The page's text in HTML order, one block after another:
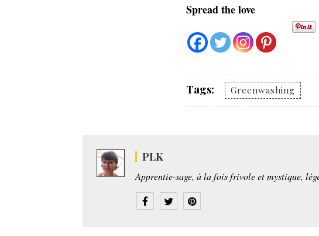
Spread the love
Tags: Greenwashing
PLK
Apprentie-sage, à la fois frivole et mystique,